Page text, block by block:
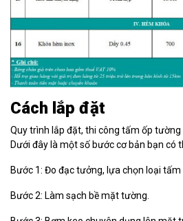
Cách lắp đặt
Quy trình lắp đặt, thi công tấm ốp tường
Dưới đây là một số bước cơ bản bạn có
Bước 1: Đo đạc tưởng, lựa chọn loại tấm
Bước 2: Làm sạch bề mặt tường.